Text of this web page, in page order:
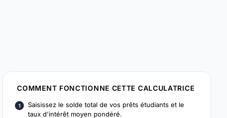
COMMENT FONCTIONNE CETTE CALCULATRICE
Saisissez le solde total de vos prêts étudiants et le
taux d'intérêt moyen pondéré.